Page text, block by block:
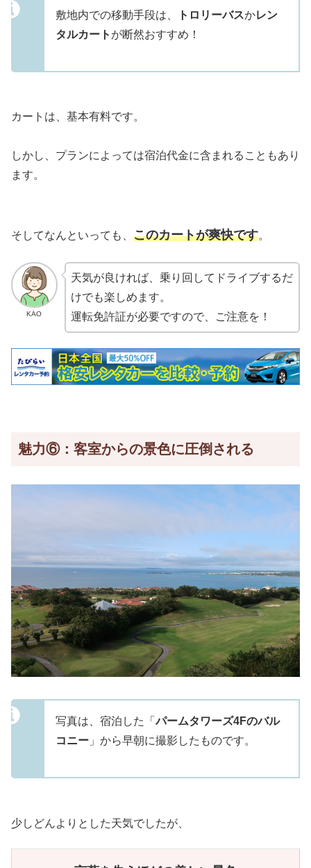
敷地内での移動手段は、 トロリーバスかレン
タルカート が断然おすすめ！
カートは、基本有料です。
しかし、プランによっては宿泊代金に含まれることもあり
ます。
そしてなんといっても、 このカートが爽快です。
KAO
天気が良ければ、乗り回してドライブするだ
けでも楽しめます。
運転免許証が必要ですので、ご注意を！
魅力⑥：客室からの景色に圧倒される
写真は、宿泊した「パームタワーズ4Fのバル
コニー 」から早朝に撮影したものです。
少しどんよりとした天気でしたが、